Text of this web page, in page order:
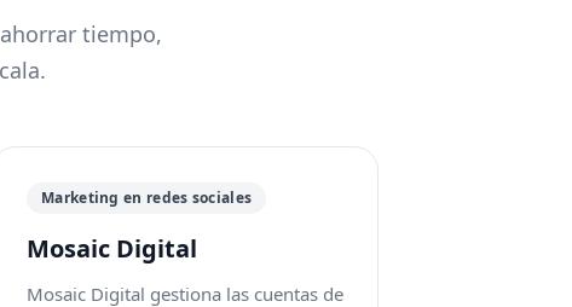
tiempo,
Marketing en redes sociales
Mosaic Digital
Mosaic Digital gestiona las cuentas de